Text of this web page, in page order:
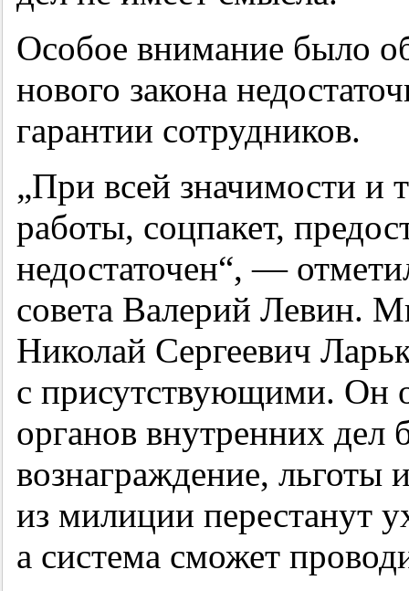
Особое внимание было
нового закона
гарантии сотрудников.
„При всей значимости и
работы, соцпакет,
недостаточен“, —
совета Валерий Левин.
Николай Сергеевич
с присутствующими. Он
органов внутренних дел
вознаграждение, льготы
из милиции перестанут
а система сможет